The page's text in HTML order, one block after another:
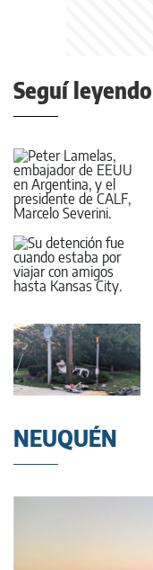
Seguí leyendo
NEUQUÉN